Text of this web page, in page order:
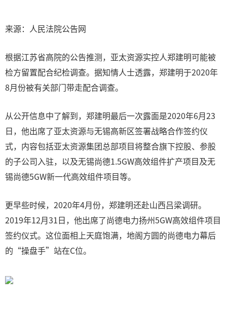
来源：人民法院公告网
根据江苏省高院的公告推测，亚太资源实控人郑建明可能被
检方留置配合纪检调查。据知情人士透露，郑建明于2020年
8月份被有关部门带走配合调查。
从公开信息中了解到，郑建明最后一次露面是2020年6月23
日，他出席了亚太资源与无锡高新区签署战略合作签约仪
式，内容包括亚太资源集团总部项目将整合旗下控股、参股
的子公司入驻，以及无锡尚德1.5GW高效组件扩产项目及无
锡尚德5GW新一代高效组件项目等。
更早些时候，2020年4月份，郑建明还赴山西吕梁调研。
2019年12月31日，他出席了尚德电力扬州5GW高效组件项目
签约仪式。这位面相上天庭饱满，地阁方圆的尚德电力幕后
的“操盘手”站在C位。